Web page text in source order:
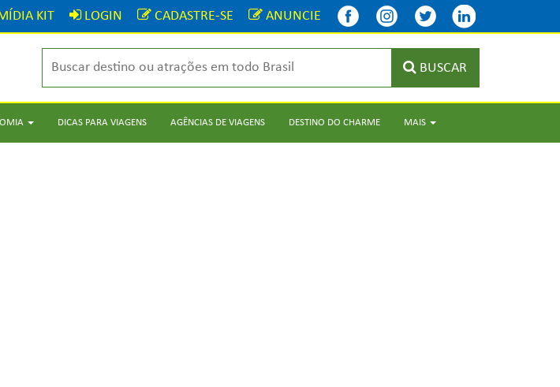
KIT LOGIN CADASTRE-SE ANUNCIE
BUSCAR
DICAS PARA VIAGENS AGÊNCIAS DE VIAGENS DESTINO DO CHARME MAIS